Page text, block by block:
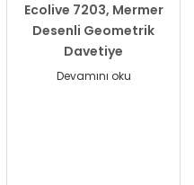
Ecolive 7203, Mermer
Desenli Geometrik
Davetiye
Devamını oku